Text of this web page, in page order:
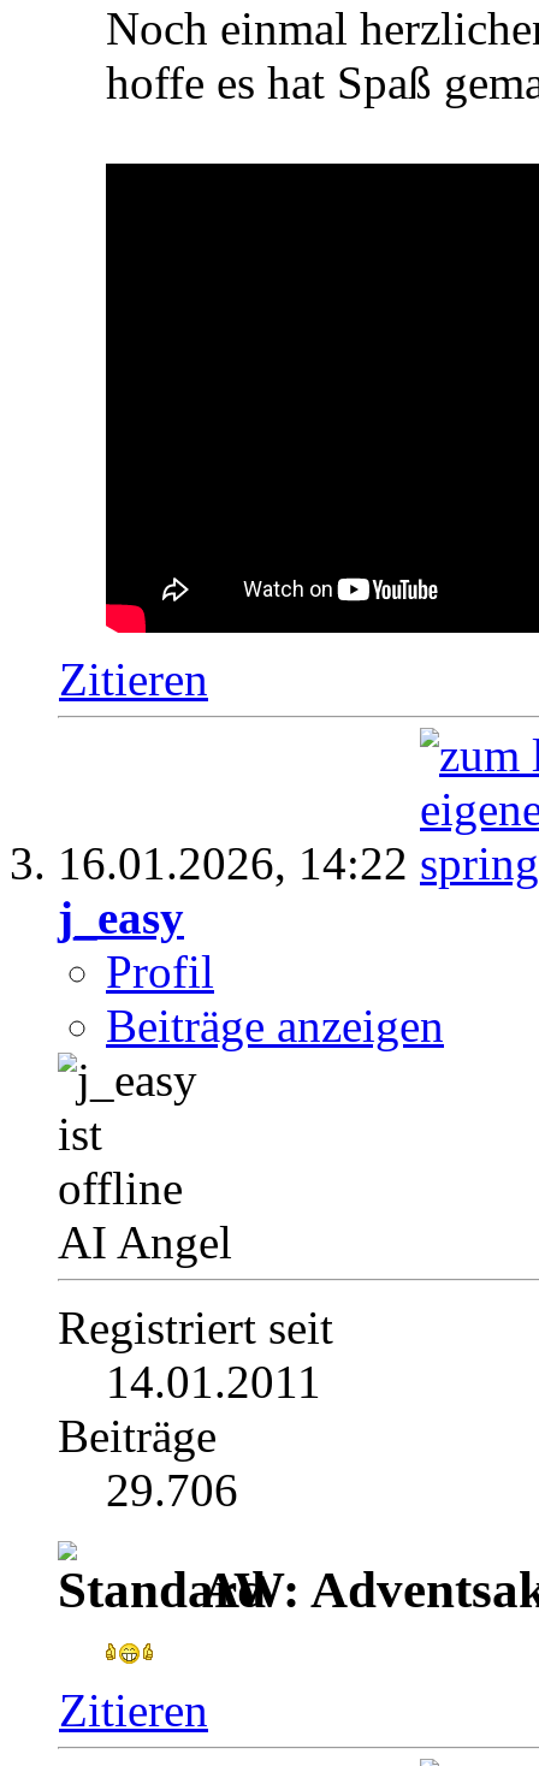
Noch einmal
hoffe es hat Spaß
Zitieren
16.01.2026, 14:22
j_easy
Profil
Beiträge anzeigen
AI Angel
Registriert seit
14.01.2011
Beiträge
29.706
AW:
Zitieren